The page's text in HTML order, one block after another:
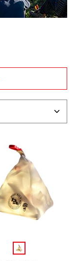
auswählen